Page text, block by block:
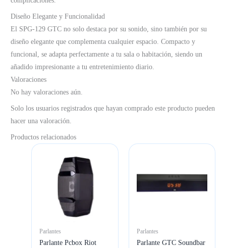
Diseño Elegante y Funcionalidad
El SPG-129 GTC no solo destaca por su sonido, sino también por su
diseño elegante que complementa cualquier espacio. Compacto y
funcional, se adapta perfectamente a tu sala o habitación, siendo un
añadido impresionante a tu entretenimiento diario.
Valoraciones
No hay valoraciones aún.
Solo los usuarios registrados que hayan comprado este producto pueden
hacer una valoración.
Productos relacionados
Parlantes
Parlante Pcbox Riot
Parlantes
Parlante GTC Soundbar